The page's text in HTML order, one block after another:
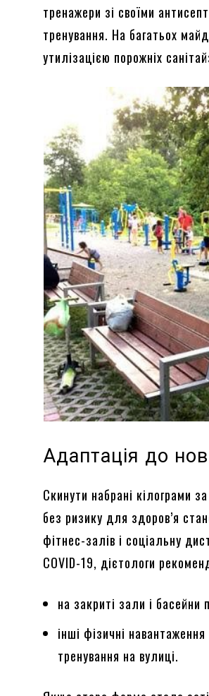
тренажери зі своїми
тренування. На багатьох
утилізацією порожніх
Адаптація до
Скинути набрані кілограми
без ризику для здоров’я
фітнес-залів і соціальну
COVID-19, дієтологи
на закриті зали і
інші фізичні
тренування на вулиці.